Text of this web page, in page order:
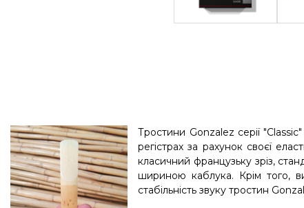
Тростини Gonzalez серії
регістрах за рахунок своєї
класичний французьку зріз,
шириною каблука. Крім того,
стабільність звуку тростин